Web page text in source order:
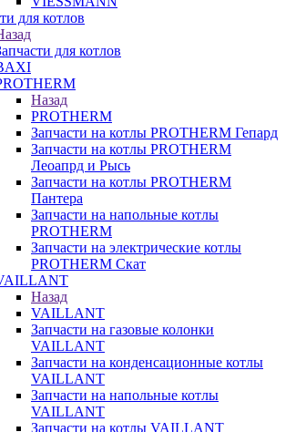
для котлов
для котлов
Назад
PROTHERM
Запчасти на котлы PROTHERM Гепард
Запчасти на котлы PROTHERM
Леоапрд и Рысь
Запчасти на котлы PROTHERM
Пантера
Запчасти на напольные котлы
PROTHERM
Запчасти на электрические котлы
PROTHERM Скат
Назад
VAILLANT
Запчасти на газовые колонки
VAILLANT
Запчасти на конденсационные котлы
VAILLANT
Запчасти на напольные котлы
VAILLANT
Запчасти на котлы VAILLANT